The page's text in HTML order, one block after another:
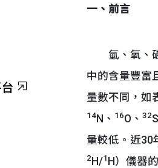
一、前言
氫、氧、碳
中的含量豐富
量數不同，如
14N、 16O、 32
量較低。近30
2H/1 H）儀器